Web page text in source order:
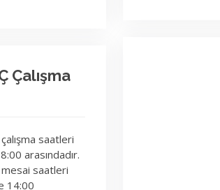
Çalışma
saatleri
arasındadır.
saatleri
14:00